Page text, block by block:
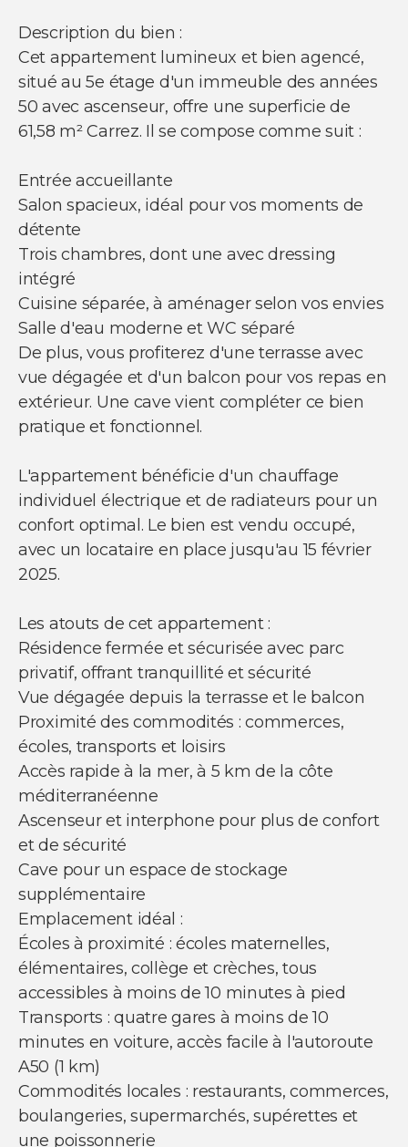
Description du bien :
Cet appartement lumineux et bien agencé,
situé au 5e étage d'un immeuble des années
50 avec ascenseur, offre une superficie de
61,58 m² Carrez. Il se compose comme suit :
Entrée accueillante
Salon spacieux, idéal pour vos moments de
détente
Trois chambres, dont une avec dressing
intégré
Cuisine séparée, à aménager selon vos envies
Salle d'eau moderne et WC séparé
De plus, vous profiterez d'une terrasse avec
vue dégagée et d'un balcon pour vos repas en
extérieur. Une cave vient compléter ce bien
pratique et fonctionnel.
L'appartement bénéficie d'un chauffage
individuel électrique et de radiateurs pour un
confort optimal. Le bien est vendu occupé,
avec un locataire en place jusqu'au 15 février
2025.
Les atouts de cet appartement :
Résidence fermée et sécurisée avec parc
privatif, offrant tranquillité et sécurité
Vue dégagée depuis la terrasse et le balcon
Proximité des commodités : commerces,
écoles, transports et loisirs
Accès rapide à la mer, à 5 km de la côte
méditerranéenne
Ascenseur et interphone pour plus de confort
et de sécurité
Cave pour un espace de stockage
supplémentaire
Emplacement idéal :
Écoles à proximité : écoles maternelles,
élémentaires, collège et crèches, tous
accessibles à moins de 10 minutes à pied
Transports : quatre gares à moins de 10
minutes en voiture, accès facile à l'autoroute
A50 (1 km)
Commodités locales : restaurants, commerces,
boulangeries, supermarchés, supérettes et
une poissonnerie